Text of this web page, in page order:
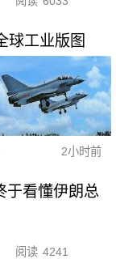
球工业版图
2小时前
于看懂伊朗总
阅读 4241